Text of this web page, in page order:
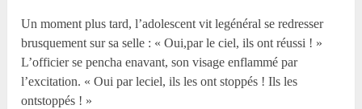
Un moment plus tard, l’adolescent vit legénéral se redresser
brusquement sur sa selle : « Oui,par le ciel, ils ont réussi ! »
L’officier se pencha enavant, son visage enflammé par
l’excitation. « Oui par leciel, ils les ont stoppés ! Ils les
ontstoppés ! »